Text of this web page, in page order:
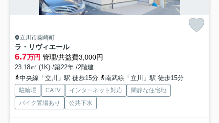
立川市柴崎町
ラ・リヴィエール
6.7万円 管理/共益費3,000円
23.18㎡ (1K) /築22年 /2階建
中央線「立川」駅 徒歩15分
南武線「立川」駅 徒歩15分
駐輪場 CATV インターネット対応
閑静な住宅地
バイク置場あり
公共下水